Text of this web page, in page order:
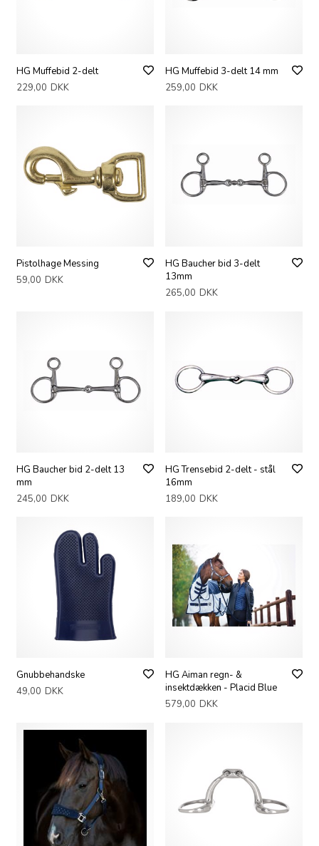
HG Muffebid 2-delt
229,00 DKK
HG Muffebid 3-delt 14 mm
259,00 DKK
Pistolhage Messing
59,00 DKK
HG Baucher bid 3-delt
13mm
265,00 DKK
HG Baucher bid 2-delt 13
mm
245,00 DKK
HG Trensebid 2-delt - stål
16mm
189,00 DKK
Gnubbehandske
49,00 DKK
HG Aiman regn- &
insektdækken - Placid Blue
579,00 DKK